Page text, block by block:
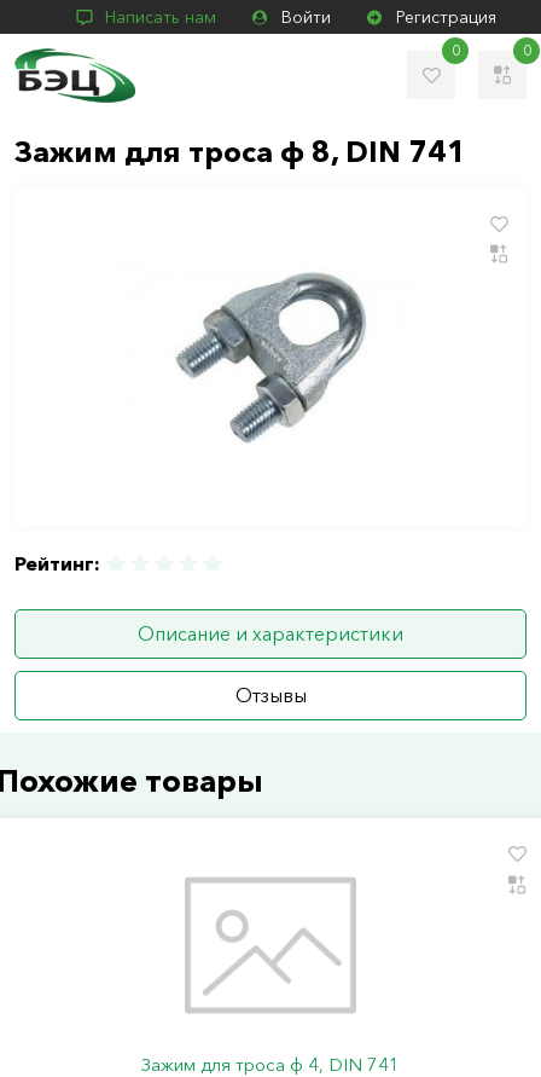
Написать нам Войти Регистрация
0 0
Зажим для троса ф 8, DIN 741
Рейтинг:
Описание и характеристики
Отзывы
товары
Зажим для троса ф 4, DIN 741